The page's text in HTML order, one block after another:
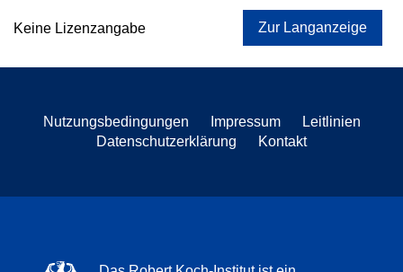
Keine Lizenzangabe Zur Langanzeige
Nutzungsbedingungen Impressum
Leitlinien
Datenschutzerklärung
Kontakt